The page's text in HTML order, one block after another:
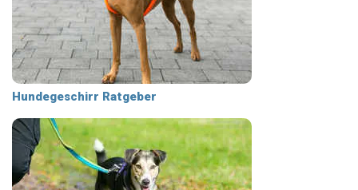
Hundegeschirr Ratgeber